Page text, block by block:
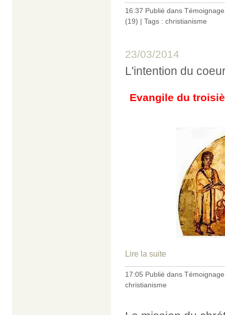
16:37 Publié dans
(19) | Tags : christianisme
23/03/2014
L'intention du
Evangile du
Lire la suite
17:05 Publié dans
christianisme